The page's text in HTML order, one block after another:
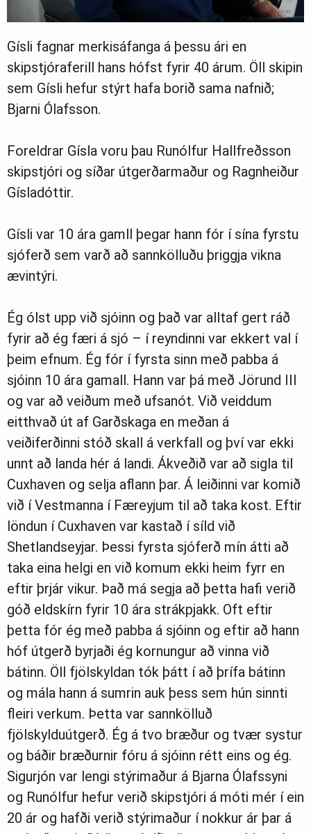
Gísli fagnar merkisáfanga á þessu ári en
skipstjóraferill hans hófst fyrir 40 árum. Öll skipin
sem Gísli hefur stýrt hafa borið sama nafnið;
Bjarni Ólafsson.
Foreldrar Gísla voru þau Runólfur Hallfreðsson
skipstjóri og síðar útgerðarmaður og Ragnheiður
Gísladóttir.
Gísli var 10 ára gamll þegar hann fór í sína fyrstu
sjóferð sem varð að sannkölluðu þriggja vikna
ævintýri.
Ég ólst upp við sjóinn og það var alltaf gert ráð
fyrir að ég færi á sjó – í reyndinni var ekkert val í
þeim efnum. Ég fór í fyrsta sinn með pabba á
sjóinn 10 ára gamall. Hann var þá með Jörund III
og var að veiðum með ufsanót. Við veiddum
eitthvað út af Garðskaga en meðan á
veiðiferðinni stóð skall á verkfall og því var ekki
unnt að landa hér á landi. Ákveðið var að sigla til
Cuxhaven og selja aflann þar. Á leiðinni var komið
við í Vestmanna í Færeyjum til að taka kost. Eftir
löndun í Cuxhaven var kastað í síld við
Shetlandseyjar. Þessi fyrsta sjóferð mín átti að
taka eina helgi en við komum ekki heim fyrr en
eftir þrjár vikur. Það má segja að þetta hafi verið
góð eldskírn fyrir 10 ára strákpjakk. Oft eftir
þetta fór ég með pabba á sjóinn og eftir að hann
hóf útgerð byrjaði ég kornungur að vinna við
bátinn. Öll fjölskyldan tók þátt í að þrífa bátinn
og mála hann á sumrin auk þess sem hún sinnti
fleiri verkum. Þetta var sannkölluð
fjölskylduútgerð. Ég á tvo bræður og tvær systur
og báðir bræðurnir fóru á sjóinn rétt eins og ég.
Sigurjón var lengi stýrimaður á Bjarna Ólafssyni
og Runólfur hefur verið skipstjóri á móti mér í ein
20 ár og hafði verið stýrimaður í nokkur ár þar á